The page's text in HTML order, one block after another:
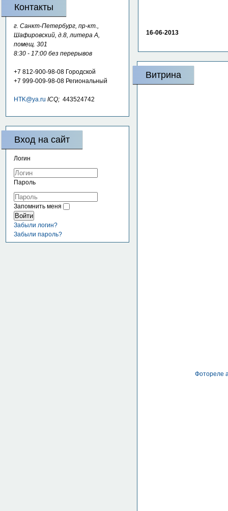
Контакты
г. Санкт-Петербург, пр-кт.,
Шафировский, д.8, литера А,
помещ. 301
8:30 - 17:00 без перерывов
+7 812-900-98-08 Городской
+7 999-009-98-08 Региональный
HTK@ya.ru ICQ; 443524742
Вход на сайт
Логин
Пароль
Запомнить меня
Войти
Забыли логин?
Забыли пароль?
16-06-2013
Витрина
Фотореле